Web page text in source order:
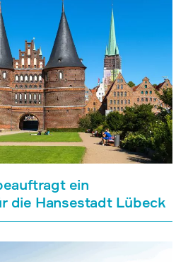
ein
die Hansestadt Lübeck